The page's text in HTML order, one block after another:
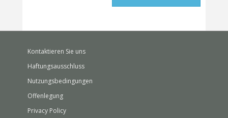
Kontaktieren Sie uns
Haftungsausschluss
Nutzungsbedingungen
Offenlegung
Privacy Policy